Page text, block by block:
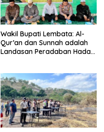
Wakil Bupati Lembata: Al-
Qur’an dan Sunnah adalah
Landasan Peradaban Hadapi